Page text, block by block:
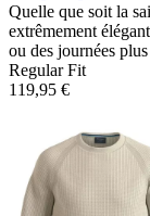
Quelle que soit la
extrêmement
ou des journées
Regular Fit
119,95 €